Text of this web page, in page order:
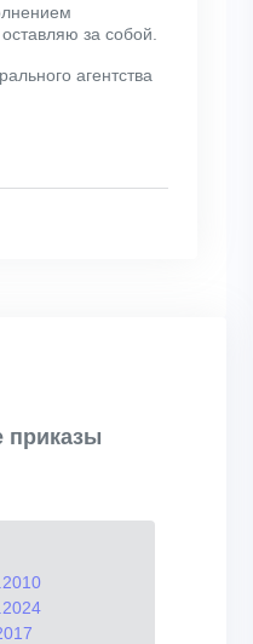
за собой.
агентства
приказы